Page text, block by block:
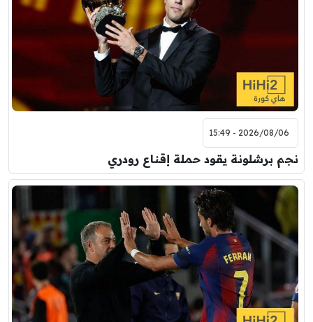
2026/08/06 - 15:49
نجم برشلونة يقود حملة إقناع رودري